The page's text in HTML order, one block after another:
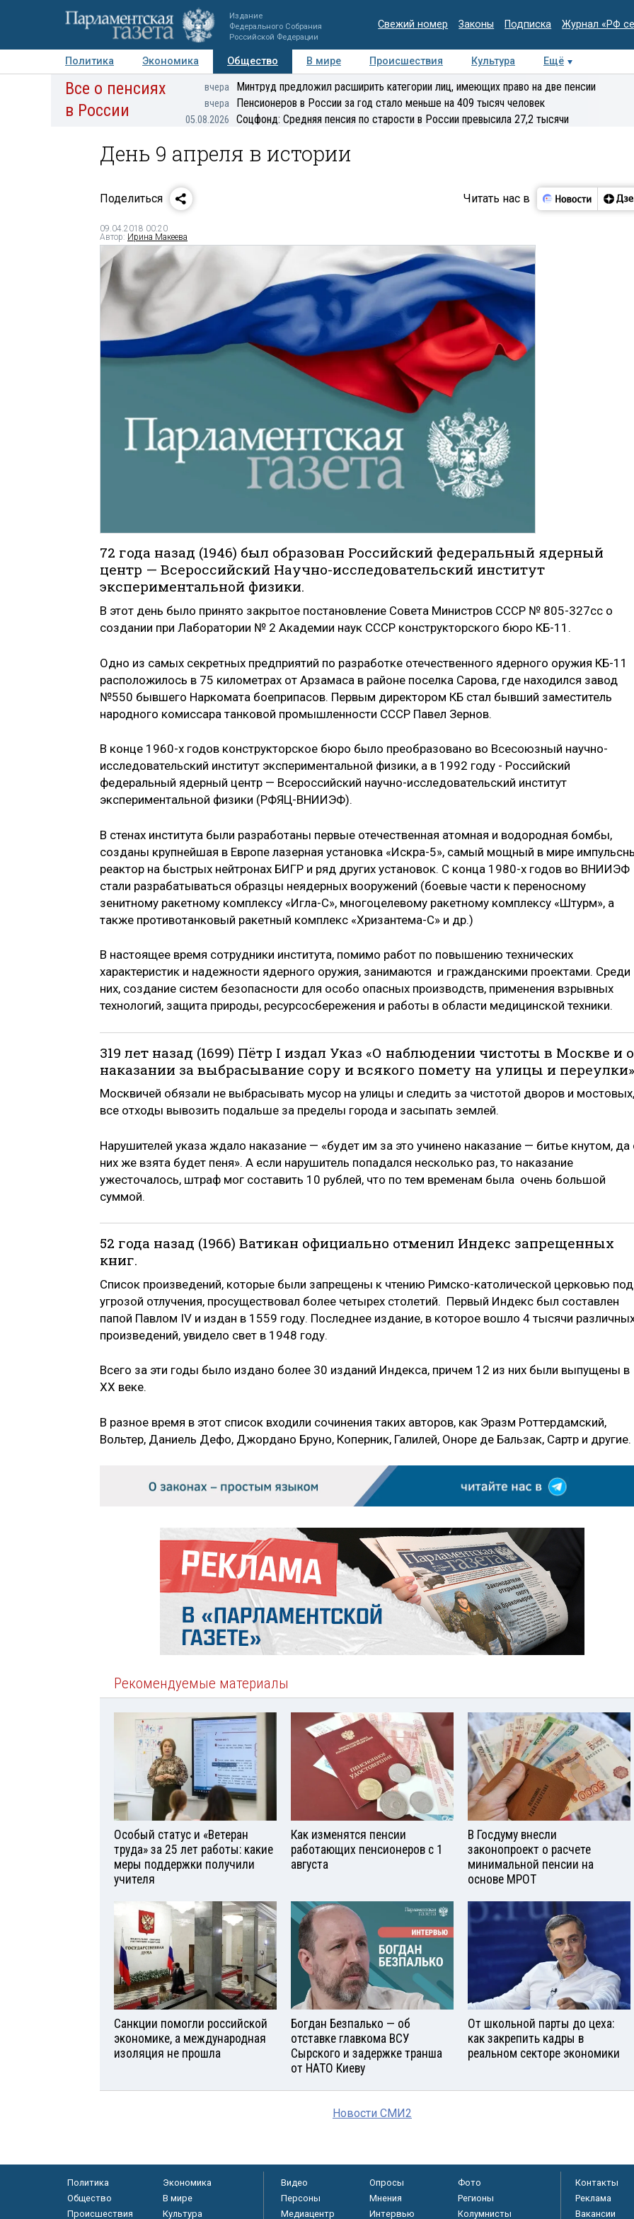
Издание
Федерального Собрания
Российской Федерации
Свежий номер Законы Подписка Журнал «РФ
Политика Экономика Общество В мире Происшествия Культура
Ещё
Авторы Персоны Мнения Регионы Медиацентр Интервью Колумнисты
Все о пенсиях
в России
вчера Минтруд предложил расширить категории лиц, имеющих право на две пенсии
вчера Пенсионеров в России за год стало меньше на 409 тысяч человек
05.08.2026 Соцфонд: Средняя пенсия по старости в России превысила 27,2 тысячи
День 9 апреля в истории
Поделиться Читать нас в
09.04.2018 00:20
Автор: Ирина Макеева
72 года назад (1946) был образован Российский федеральный ядерный
центр — Всероссийский Научно-исследовательский институт
экспериментальной физики.
В этот день было принято закрытое постановление Совета Министров СССР № 805-327сс о
создании при Лаборатории № 2 Академии наук СССР конструкторского бюро КБ-11.
Одно из самых секретных предприятий по разработке отечественного ядерного оружия КБ-11
расположилось в 75 километрах от Арзамаса в районе поселка Сарова, где находился завод
№550 бывшего Наркомата боеприпасов. Первым директором КБ стал бывший заместитель
народного комиссара танковой промышленности СССР Павел Зернов.
В конце 1960-х годов конструкторское бюро было преобразовано во Всесоюзный научно-
исследовательский институт экспериментальной физики, а в 1992 году - Российский
федеральный ядерный центр — Всероссийский научно-исследовательский институт
экспериментальной физики (РФЯЦ-ВНИИЭФ).
В стенах института были разработаны первые отечественная атомная и водородная бомбы,
созданы крупнейшая в Европе лазерная установка «Искра-5», самый мощный в мире
реактор на быстрых нейтронах БИГР и ряд других установок. С конца 1980-х годов во ВНИИЭФ
стали разрабатываться образцы неядерных вооружений (боевые части к переносному
зенитному ракетному комплексу «Игла-С», многоцелевому ракетному комплексу «Штурм», а
также противотанковый ракетный комплекс «Хризантема-С» и др.)
В настоящее время сотрудники института, помимо работ по повышению технических
характеристик и надежности ядерного оружия, занимаются и гражданскими проектами. Среди
них, создание систем безопасности для особо опасных производств, применения взрывных
технологий, защита природы, ресурсосбережения и работы в области медицинской техники.
319 лет назад (1699) Пётр I издал Указ «О наблюдении чистоты в Москве и о
наказании за выбрасывание сору и всякого помету на улицы и
Москвичей обязали не выбрасывать мусор на улицы и следить за чистотой дворов и
все отходы вывозить подальше за пределы города и засыпать землей.
Нарушителей указа ждало наказание — «будет им за это учинено наказание — битье кнутом, да
них же взята будет пеня». А если нарушитель попадался несколько раз, то наказание
ужесточалось, штраф мог составить 10 рублей, что по тем временам была очень большой
суммой.
52 года назад (1966) Ватикан официально отменил Индекс запрещенных
книг.
Список произведений, которые были запрещены к чтению Римско-католической церковью под
угрозой отлучения, просуществовал более четырех столетий. Первый Индекс был составлен
папой Павлом IV и издан в 1559 году. Последнее издание, в которое вошло 4 тысячи
произведений, увидело свет в 1948 году.
Всего за эти годы было издано более 30 изданий Индекса, причем 12 из них были выпущены в
XX веке.
В разное время в этот список входили сочинения таких авторов, как Эразм Роттердамский,
Вольтер, Даниель Дефо, Джордано Бруно, Коперник, Галилей, Оноре де Бальзак, Сартр и другие.
Рекомендуемые материалы
Особый статус и «Ветеран
труда» за 25 лет работы: какие
меры поддержки получили
учителя
Как изменятся пенсии
работающих пенсионеров с 1
августа
В Госдуму внесли
законопроект о расчете
минимальной пенсии на
основе МРОТ
Санкции помогли российской
экономике, а международная
изоляция не прошла
Богдан Безпалько — об
отставке главкома ВСУ
Сырского и задержке транша
от НАТО Киеву
От школьной парты до цеха:
как закрепить кадры в
реальном секторе экономики
Новости СМИ2
Политика
Экономика
Общество
В мире
Происшествия
Культура
Видео Опросы
Фото
Персоны
Мнения
Регионы
Медиацентр
Интервью Колумнисты
Контакты
Реклама
Вакансии